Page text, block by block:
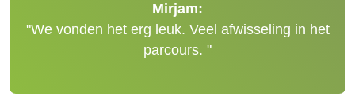
Mirjam:
"We vonden het erg leuk. Veel afwisseling in het
parcours. "